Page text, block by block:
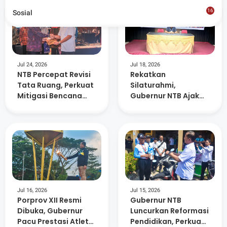
Jul 24, 2026
NTB Percepat Revisi
Tata Ruang, Perkuat
Mitigasi Bencana
Jul 18, 2026
Rekatkan
Silaturahmi,
Gubernur NTB Ajak
Jul 16, 2026
Porprov XII Resmi
Dibuka, Gubernur
Pacu Prestasi Atlet
Jul 15, 2026
Gubernur NTB
Luncurkan Reformasi
Pendidikan, Perkuat
Sosial
16